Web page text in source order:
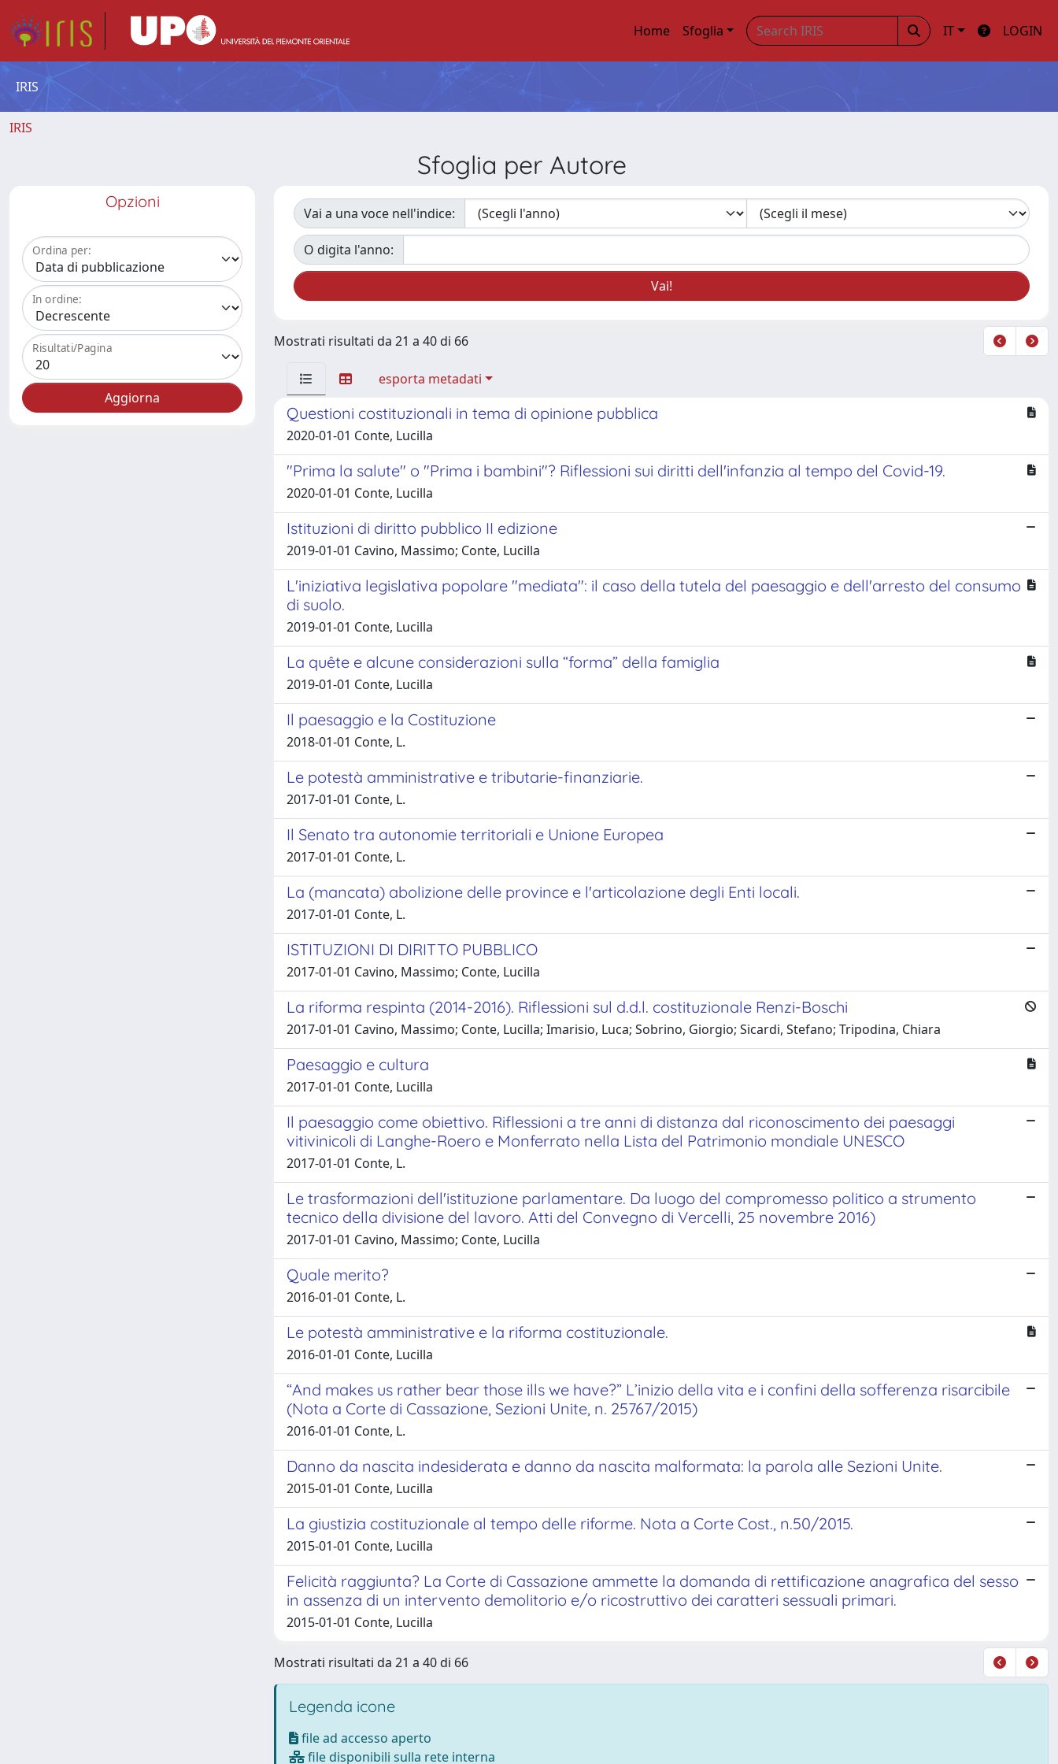
Home Sfoglia IT LOGIN
IRIS
IRIS
Sfoglia per Autore
Opzioni
Ordina per:
In ordine:
Risultati/Pagina
Vai a una voce nell'indice:
O digita l'anno:
Mostrati risultati da 21 a 40 di 66
esporta metadati
Questioni costituzionali in tema di opinione pubblica
2020-01-01 Conte, Lucilla
"Prima la salute" o "Prima i bambini"? Riflessioni sui diritti dell'infanzia al tempo del Covid-19.
2020-01-01 Conte, Lucilla
Istituzioni di diritto pubblico II edizione
2019-01-01 Cavino, Massimo; Conte, Lucilla
L'iniziativa legislativa popolare "mediata": il caso della tutela del paesaggio e dell'arresto del consumo
di suolo.
2019-01-01 Conte, Lucilla
La quête e alcune considerazioni sulla “forma” della famiglia
2019-01-01 Conte, Lucilla
Il paesaggio e la Costituzione
2018-01-01 Conte, L.
Le potestà amministrative e tributarie-finanziarie.
2017-01-01 Conte, L.
Il Senato tra autonomie territoriali e Unione Europea
2017-01-01 Conte, L.
La (mancata) abolizione delle province e l'articolazione degli Enti locali.
2017-01-01 Conte, L.
ISTITUZIONI DI DIRITTO PUBBLICO
2017-01-01 Cavino, Massimo; Conte, Lucilla
La riforma respinta (2014-2016). Riflessioni sul d.d.l. costituzionale Renzi-Boschi
2017-01-01 Cavino, Massimo; Conte, Lucilla; Imarisio, Luca; Sobrino, Giorgio; Sicardi, Stefano; Tripodina, Chiara
Paesaggio e cultura
2017-01-01 Conte, Lucilla
Il paesaggio come obiettivo. Riflessioni a tre anni di distanza dal riconoscimento dei paesaggi
vitivinicoli di Langhe-Roero e Monferrato nella Lista del Patrimonio mondiale UNESCO
2017-01-01 Conte, L.
Le trasformazioni dell'istituzione parlamentare. Da luogo del compromesso politico a strumento
tecnico della divisione del lavoro. Atti del Convegno di Vercelli, 25 novembre 2016)
2017-01-01 Cavino, Massimo; Conte, Lucilla
Quale merito?
2016-01-01 Conte, L.
Le potestà amministrative e la riforma costituzionale.
2016-01-01 Conte, Lucilla
“And makes us rather bear those ills we have?” L’inizio della vita e i confini della sofferenza risarcibile
(Nota a Corte di Cassazione, Sezioni Unite, n. 25767/2015)
2016-01-01 Conte, L.
Danno da nascita indesiderata e danno da nascita malformata: la parola alle Sezioni Unite.
2015-01-01 Conte, Lucilla
La giustizia costituzionale al tempo delle riforme. Nota a Corte Cost., n.50/2015.
2015-01-01 Conte, Lucilla
Felicità raggiunta? La Corte di Cassazione ammette la domanda di rettificazione anagrafica del sesso
in assenza di un intervento demolitorio e/o ricostruttivo dei caratteri sessuali primari.
2015-01-01 Conte, Lucilla
Mostrati risultati da 21 a 40 di 66
Legenda icone
file ad accesso aperto
file disponibili sulla rete interna